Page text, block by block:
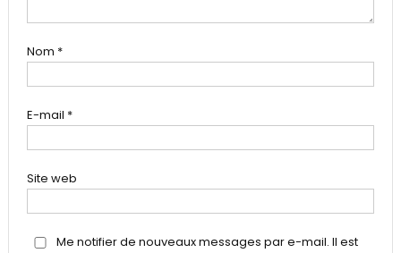
Nom *
E-mail *
Site web
Me notifier de nouveaux messages par e-mail. Il est